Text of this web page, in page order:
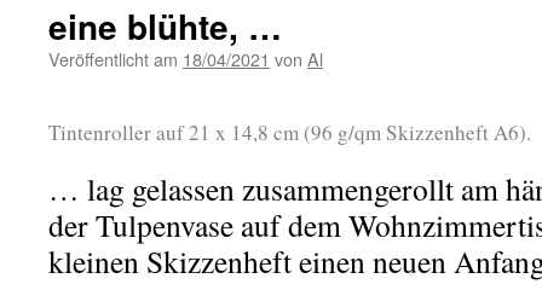
eine blühte, …
Veröffentlicht am 18/04/2021 von Al
Tintenroller auf 21 x 14,8 cm (96 g/qm Skizzenheft A6).
… lag gelassen zusammengerollt am
der Tulpenvase auf dem
kleinen Skizzenheft einen neuen